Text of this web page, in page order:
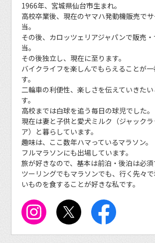
1966年、宮城県仙台市生まれ。
高校卒業後、現在のヤマハ発動機販売で
当。
その後、カロッツェリアジャパンで販売
当。
その後独立し、現在に至ります。
バイクライフを楽しんでもらえることが
す。
二輪車の利便性、楽しさを伝えていきた
す。
高校までは白球を追う毎日の球児でした。
現在は妻と子供と愛犬ミルク（ジャックラ
ア）と暮らしています。
趣味は、ここ数年ハマっているマラソン。
フルマラソンにも出場しています。
旅が好きなので、基本は前泊・後泊は必須
ツーリングでもマラソンでも、行く先々
いものを食することが好きな私です。